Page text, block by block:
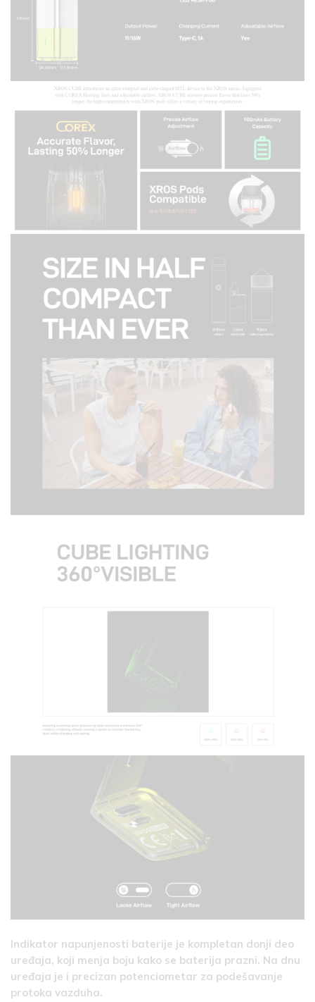
Indikator napunjenosti baterije je kompletan donji deo
uređaja, koji menja boju kako se baterija prazni. Na dnu
uređaja je i precizan potenciometar za podešavanje
protoka vazduha.